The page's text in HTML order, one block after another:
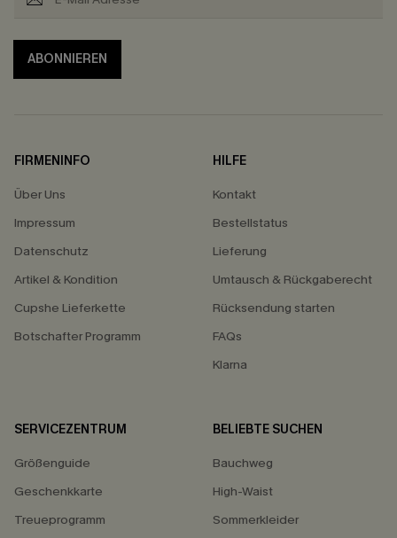
ABONNIEREN
FIRMENINFO
Über Uns
Impressum
Datenschutz
Artikel & Kondition
Cupshe Lieferkette
Botschafter Programm
HILFE
Kontakt
Bestellstatus
Lieferung
Umtausch & Rückgaberecht
Rücksendung starten
FAQs
Klarna
SERVICEZENTRUM
Größenguide
Geschenkkarte
Treueprogramm
BELIEBTE SUCHEN
Bauchweg
High-Waist
Sommerkleider